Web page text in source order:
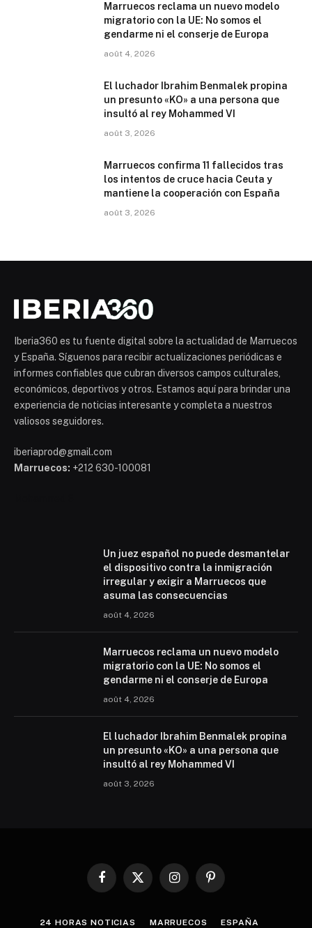
Marruecos reclama un nuevo modelo
migratorio con la UE: No somos el
gendarme ni el conserje de Europa
août 4, 2026
El luchador Ibrahim Benmalek propina
un presunto «KO» a una persona que
insultó al rey Mohammed VI
août 3, 2026
Marruecos confirma 11 fallecidos tras
los intentos de cruce hacia Ceuta y
mantiene la cooperación con España
août 3, 2026
Iberia360 es tu fuente digital sobre la actualidad de Marruecos
y España. Síguenos para recibir actualizaciones periódicas e
informes confiables que cubran diversos campos culturales,
económicos, deportivos y otros. Estamos aquí para brindar una
experiencia de noticias interesante y completa a nuestros
valiosos seguidores.
iberiaprod@gmail.com
Marruecos: +212 630-100081
Un juez español no puede desmantelar
el dispositivo contra la inmigración
irregular y exigir a Marruecos que
asuma las consecuencias
août 4, 2026
Marruecos reclama un nuevo modelo
migratorio con la UE: No somos el
gendarme ni el conserje de Europa
août 4, 2026
El luchador Ibrahim Benmalek propina
un presunto «KO» a una persona que
insultó al rey Mohammed VI
août 3, 2026
Facebook
X
InstagramPinterest
24 HORAS NOTICIAS MARRUECOS ESPAÑA